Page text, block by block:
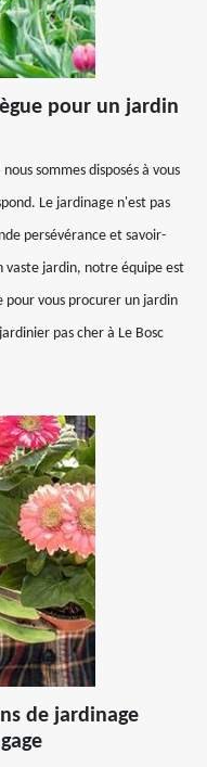
pour un jardin
sommes disposés à vous
Le jardinage n'est pas
persévérance et savoir-
vaste jardin, notre équipe est
vous procurer un jardin
pas cher à Le Bosc
de jardinage